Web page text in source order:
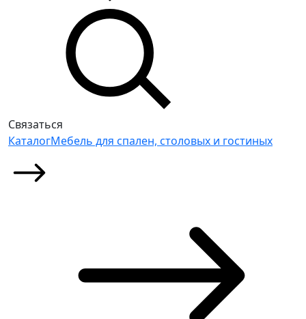
Связаться
КаталогМебель для спален, столовых и гостиных